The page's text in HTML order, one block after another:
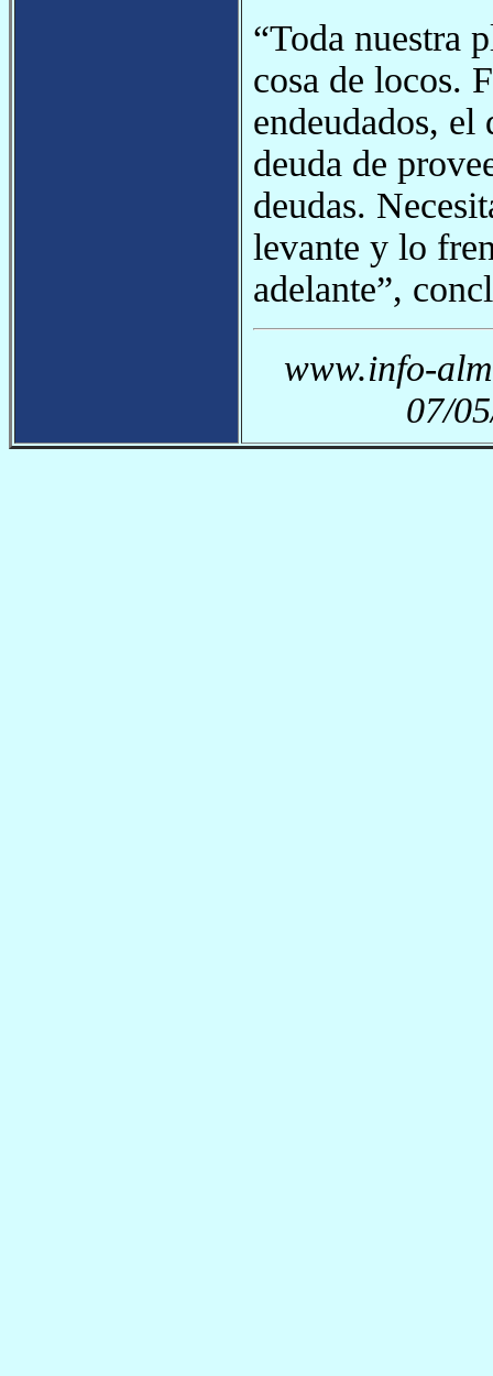
“Toda nuestra
cosa de locos.
endeudados, el
deuda de
deudas.
levante y lo
adelante”,
www.info-
07/